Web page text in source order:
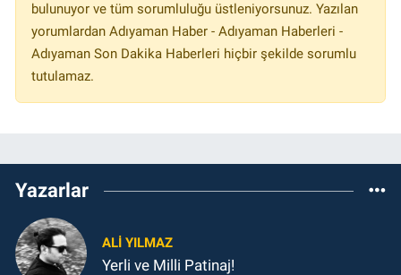
bulunuyor ve tüm sorumluluğu üstleniyorsunuz. Yazılan
yorumlardan Adıyaman Haber - Adıyaman Haberleri -
Adıyaman Son Dakika Haberleri hiçbir şekilde sorumlu
tutulamaz.
Yazarlar
ALI YILMAZ
Yerli ve Milli Patinaj!